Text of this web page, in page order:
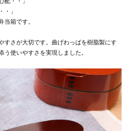
・」
当箱です。
すさが大切です。曲げわっぱを樹脂製にす
使いやすさを実現しました。